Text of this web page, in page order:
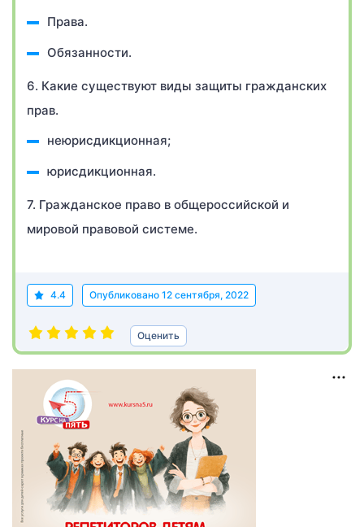
Права.
Обязанности.
6. Какие существуют виды защиты гражданских
прав.
неюрисдикционная;
юрисдикционная.
7. Гражданское право в общероссийской и
мировой правовой системе.
4.4 Опубликовано 12 сентября, 2022
Оценить